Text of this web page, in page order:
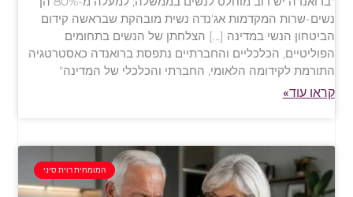
נשים-שרות המקדמות אג'נדה נשית מובהקת שבראשה קידום
הביטחון הנשי במדינה […] הצלחתן של הנשים בתחומים
הפוליטיים, הכלכליים והחברתיים נתפסת ברואנדה כאסטרטגיה
התורמת לקידומה הלאומי, החברתי והכלכלי של המדינה"
קראו עוד»
המומחית רוית סיני